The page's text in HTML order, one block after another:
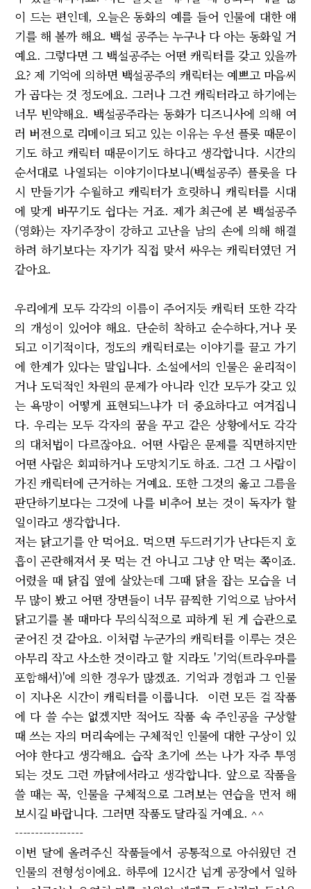
이 드는 편인데, 오늘은 동화의 예를 들어 인물에 대한 얘
기를 해 볼까 해요. 백설 공주는 누구나 다 아는 동화일 거
예요. 그렇다면 그 백설공주는 어떤 캐릭터를 갖고 있을까
요? 제 기억에 의하면 백설공주의 캐릭터는 예쁘고 마음씨
가 곱다는 것 정도에요. 그러나 그건 캐릭터라고 하기에는
너무 빈약해요. 백설공주라는 동화가 디즈니사에 의해 여
러 버전으로 리메이크 되고 있는 이유는 우선 플롯 때문이
기도 하고 캐릭터 때문이기도 하다고 생각합니다. 시간의
순서대로 나열되는 이야기이다보니(백설공주) 플롯을 다
시 만들기가 수월하고 캐릭터가 흐릿하니 캐릭터를 시대
에 맞게 바꾸기도 쉽다는 거죠. 제가 최근에 본 백설공주
(영화)는 자기주장이 강하고 고난을 남의 손에 의해 해결
하려 하기보다는 자기가 직접 맞서 싸우는 캐릭터였던 거
같아요.
우리에게 모두 각각의 이름이 주어지듯 캐릭터 또한 각각
의 개성이 있어야 해요. 단순히 착하고 순수하다,거나 못
되고 이기적이다, 정도의 캐릭터로는 이야기를 끌고 가기
에 한계가 있다는 말입니다. 소설에서의 인물은 윤리적이
거나 도덕적인 차원의 문제가 아니라 인간 모두가 갖고 있
는 욕망이 어떻게 표현되느냐가 더 중요하다고 여겨집니
다. 우리는 모두 각자의 꿈을 꾸고 같은 상황에서도 각각
의 대처법이 다르잖아요. 어떤 사람은 문제를 직면하지만
어떤 사람은 회피하거나 도망치기도 하죠. 그건 그 사람이
가진 캐릭터에 근거하는 거예요. 또한 그것의 옳고 그름을
판단하기보다는 그것에 나를 비추어 보는 것이 독자가 할
일이라고 생각합니다.
저는 닭고기를 안 먹어요. 먹으면 두드러기가 난다든지 호
흡이 곤란해져서 못 먹는 건 아니고 그냥 안 먹는 쪽이죠.
어렸을 때 닭집 옆에 살았는데 그때 닭을 잡는 모습을 너
무 많이 봤고 어떤 장면들이 너무 끔찍한 기억으로 남아서
닭고기를 볼 때마다 무의식적으로 피하게 된 게 습관으로
굳어진 것 같아요. 이처럼 누군가의 캐릭터를 이루는 것은
아무리 작고 사소한 것이라고 할 지라도 '기억(트라우마를
포함해서)'에 의한 경우가 많겠죠. 기억과 경험과 그 인물
이 지나온 시간이 캐릭터를 이룹니다. 이런 모든 걸 작품
에 다 쓸 수는 없겠지만 적어도 작품 속 주인공을 구상할
때 쓰는 자의 머리속에는 구체적인 인물에 대한 구상이 있
어야 한다고 생각해요. 습작 초기에 쓰는 나가 자주 투영
되는 것도 그런 까닭에서라고 생각합니다. 앞으로 작품을
쓸 때는 꼭, 인물을 구체적으로 그려보는 연습을 먼저 해
보시길 바랍니다. 그러면 작품도 달라질 거예요. ^^
-----------------
이번 달에 올려주신 작품들에서 공통적으로 아쉬웠던 건
인물의 전형성이에요. 하루에 12시간 넘게 공장에서 일하